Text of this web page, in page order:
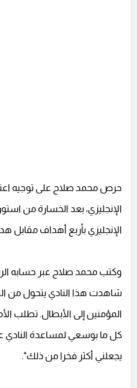
حرص محمد صلاح على توجيه
الإنجليزي، بعد الخسارة من
الإنجليزي بأربع أهداف مقابل
وكتب محمد صلاح عبر حسابه
شاهدت هذا النادي يتحول من
المؤمنين إلى الأبطال. تطلب
كل ما بوسعي لمساعدة النادي
يجعلني أكثر فخرا من ذلك".